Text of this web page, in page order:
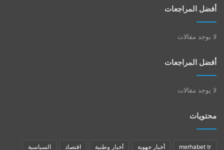
أفضل المراجعات
لا يوجد مقالات
أفضل المراجعات
لا يوجد مقالات
محتويات
merhabet tr أخبار جهوية أخبار وطنية اقتصاد السياسية